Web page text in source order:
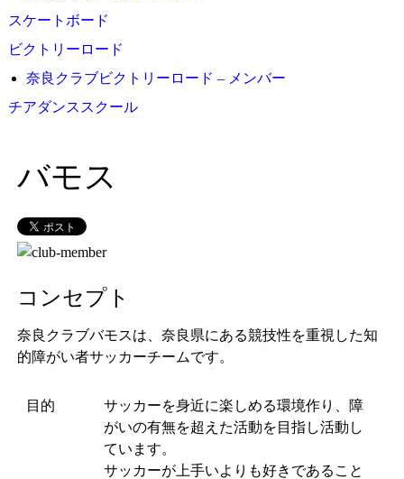
スケートボード
ビクトリーロード
奈良クラブビクトリーロード – メンバー
チアダンススクール
バモス
コンセプト
奈良クラブバモスは、奈良県にある競技性を重視した知
的障がい者サッカーチームです。
目的
サッカーを身近に楽しめる環境作り、障
がいの有無を超えた活動を目指し活動し
ています。
サッカーが上手いよりも好きであること